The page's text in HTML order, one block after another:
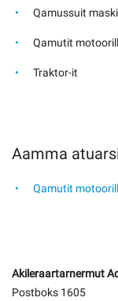
Qamussuit
Qamutit
Traktor-it
Aamma
Qamutit
Akileraartarnermut
Postboks 1605